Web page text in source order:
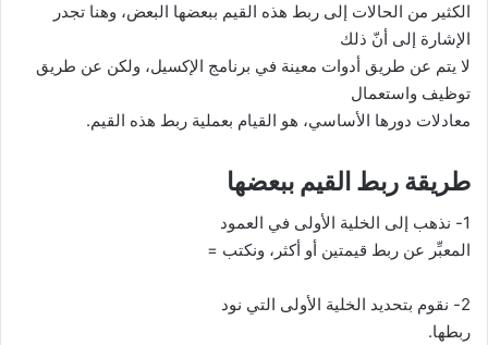
الكثير من الحالات إلى ربط هذه القيم ببعضها البعض، وهنا تجدر
الإشارة إلى أنّ ذلك
لا يتم عن طريق أدوات معينة في برنامج الإكسيل، ولكن عن طريق
توظيف واستعمال
معادلات دورها الأساسي، هو القيام بعملية ربط هذه القيم.
طريقة ربط القيم ببعضها
1- نذهب إلى الخلية الأولى في العمود
المعبِّر عن ربط قيمتين أو أكثر، ونكتب =
2- نقوم بتحديد الخلية الأولى التي نود
ربطها.